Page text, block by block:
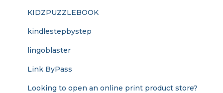
KIDZPUZZLEBOOK
kindlestepbystep
lingoblaster
Link ByPass
Looking to open an online print product store?